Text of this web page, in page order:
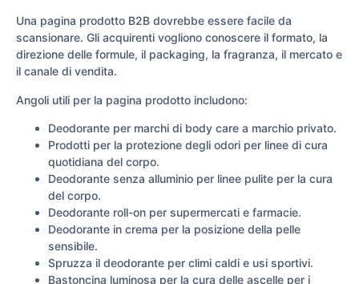
Una pagina prodotto B2B dovrebbe essere facile da
scansionare. Gli acquirenti vogliono conoscere il formato, la
direzione delle formule, il packaging, la fragranza, il mercato e
il canale di vendita.
Angoli utili per la pagina prodotto includono:
Deodorante per marchi di body care a marchio privato.
Prodotti per la protezione degli odori per linee di cura
quotidiana del corpo.
Deodorante senza alluminio per linee pulite per la cura
del corpo.
Deodorante roll-on per supermercati e farmacie.
Deodorante in crema per la posizione della pelle
sensibile.
Spruzza il deodorante per climi caldi e usi sportivi.
Bastoncina luminosa per la cura delle ascelle per i